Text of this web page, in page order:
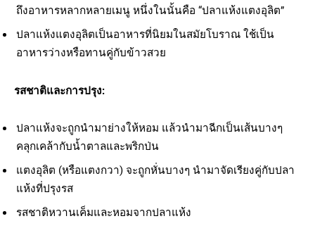
ถึงอาหารหลากหลายเมนู หนึ่งในนั้นคือ “ปลาแห้งแตงอุลิต”
ปลาแห้งแตงอุลิตเป็นอาหารที่นิยมในสมัยโบราณ ใช้เป็น
อาหารว่างหรือทานคู่กับข้าวสวย
รสชาติและการปรุง:
ปลาแห้งจะถูกนำมาย่างให้หอม แล้วนำมาฉีกเป็นเส้นบางๆ
คลุกเคล้ากับน้ำตาลและพริกป่น
แตงอุลิต (หรือแตงกวา) จะถูกหั่นบางๆ นำมาจัดเรียงคู่กับปลา
แห้งที่ปรุงรส
รสชาติหวานเค็มและหอมจากปลาแห้ง